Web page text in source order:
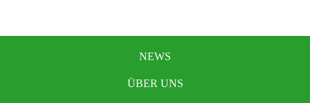
NEWS
ÜBER UNS